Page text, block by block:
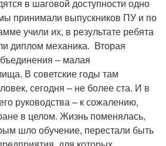
в шаговой доступности одно
принимали выпускников ПУ и по
учили их, в результате ребята
диплом механика. Вторая
– малая
В советские годы там
сегодня – не более ста. И в
руководства – к сожалению,
в целом. Жизнь поменялась,
шло обучение, перестали быть